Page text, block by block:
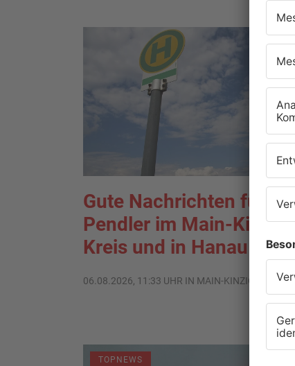
Gute Nachrichten für
Pendler im Main-Kinzig-
Kreis und in Hanau
06.08.2026, 11:33 UHR IN MAIN-KINZIG-KREIS
TOPNEWS